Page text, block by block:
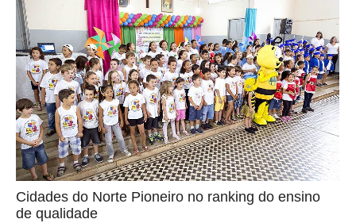
Cidades do Norte Pioneiro no ranking do ensino
de qualidade